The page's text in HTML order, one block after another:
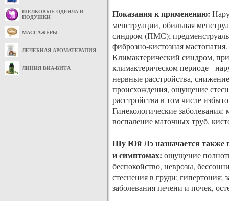
ШЁЛКОВЫЕ ОДЕЯЛА И
ПОДУШКИ
МАССАЖЁРЫ
ЛЕЧЕБНАЯ АРОМАТЕРАПИЯ
ЛИНИЯ ВИА-ВИТА
Показания к применению:
менструации, обильная
синдром (ПМС);
фиброзно-кистозная мастопатия.
Климактерический синдром,
климактерическом периоде -
нервные расстройства,
происхождения, ощущение
расстройства в том числе
Гинекологические
воспаление маточных труб,
Шу Юй Лэ назначается также
и симптомах: ощущение
беспокойство, неврозы,
стеснения в груди; гипертония;
заболевания печени и почек,